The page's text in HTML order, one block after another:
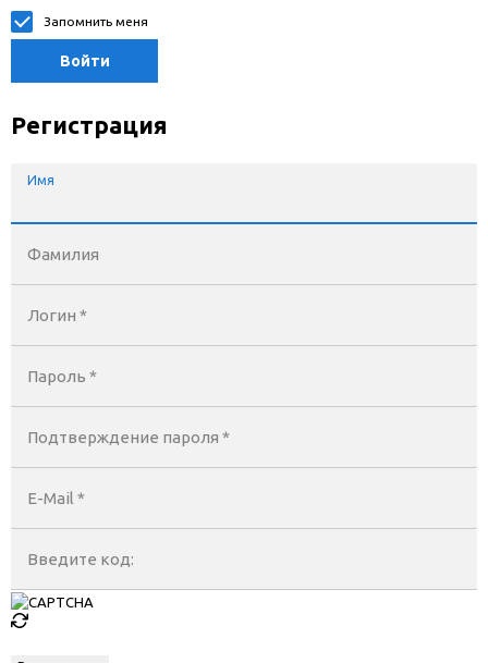
Запомнить меня
Войти
Регистрация
Имя
Фамилия
Логин *
Пароль *
Подтверждение пароля *
E-Mail *
Введите код: